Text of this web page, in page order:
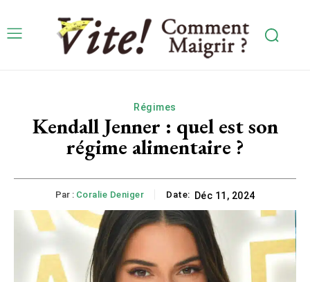
Régimes
Kendall Jenner : quel est son
régime alimentaire ?
Par : Coralie Deniger Date: Déc 11, 2024